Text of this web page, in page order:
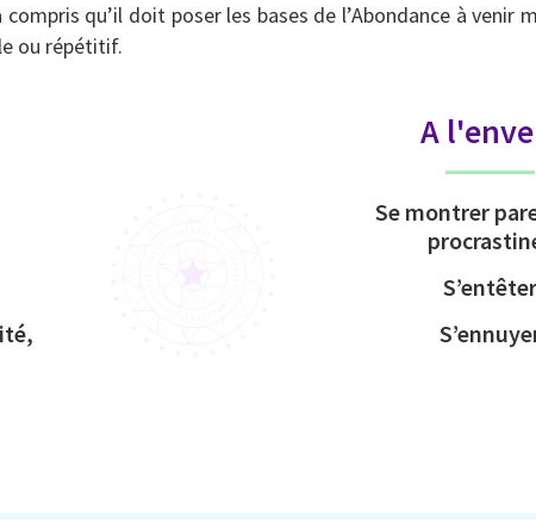
qu’il doit poser les bases de l’Abondance à venir
ou répétitif.
A
Se montrer
S’entêter